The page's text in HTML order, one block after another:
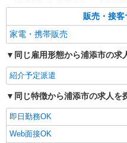
時給
（規定あり） ゜+゜・。○。・゜+゜・。○。
+゜ 入社祝い金10
い・週払い
+゜・。○。
キープ
紹介予定派遣
株式会社シエロ
【softbank
月給
販売・接
家電・携帯販売
同じ雇用形態から浦添市の求
紹介予定派遣
同じ特徴から浦添市の求人を
即日勤務OK
Web面接OK